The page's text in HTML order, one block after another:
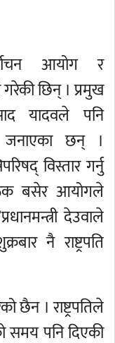
आयोग र
छिन् । प्रमुख
यादवले पनि
जनाएका छन् ।
विस्तार गर्नु
बसेर आयोगले
देउवाले
नै राष्ट्रपति
छैन । राष्ट्रपतिले
समय पनि दिएकी